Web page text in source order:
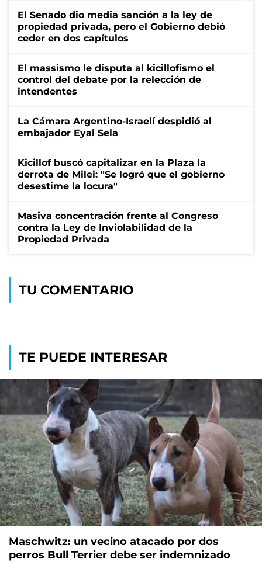
El Senado dio media sanción a la ley de
propiedad privada, pero el Gobierno debió
ceder en dos capítulos
El massismo le disputa al kicillofismo el
control del debate por la relección de
intendentes
La Cámara Argentino-Israelí despidió al
embajador Eyal Sela
Kicillof buscó capitalizar en la Plaza la
derrota de Milei: "Se logró que el gobierno
desestime la locura"
Masiva concentración frente al Congreso
contra la Ley de Inviolabilidad de la
Propiedad Privada
TU COMENTARIO
TE PUEDE INTERESAR
Maschwitz: un vecino atacado por dos
perros Bull Terrier debe ser indemnizado